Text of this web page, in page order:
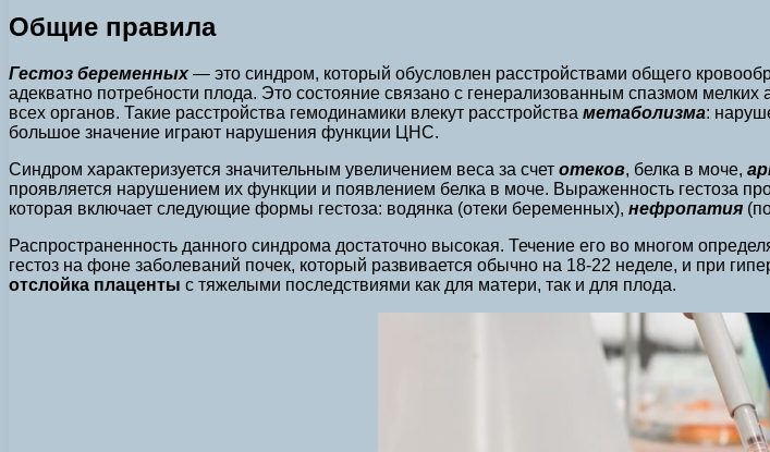
Общие правила
Гестоз беременных— это синдром, который обусловлен расстройствами общего
адекватно потребности плода. Это состояние связано с генерализованным спазмом
всех органов. Такие расстройства гемодинамики влекут расстройства метаболизма:
большое значение играют нарушения функции ЦНС.
Синдром характеризуется значительным увеличением веса за счет отеков, белка в моче,
проявляется нарушением их функции и появлением белка в моче. Выраженность гестоза
которая включает следующие формы гестоза: водянка (отеки беременных), нефропатия
Распространенность данного синдрома достаточно высокая. Течение его во многом
гестоз на фоне заболеваний почек, который развивается обычно на 18-22 неделе, и при
отслойка плаценты с тяжелыми последствиями как для матери, так и для плода.